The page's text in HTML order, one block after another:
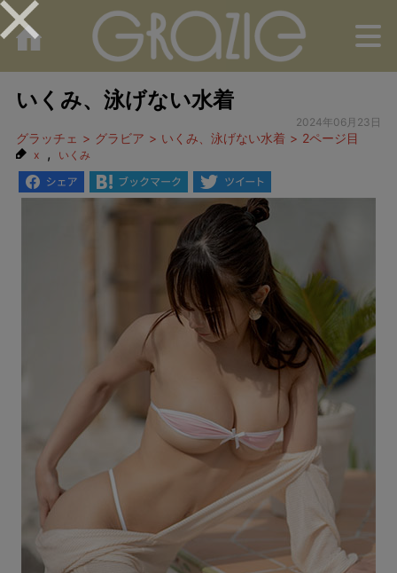
いくみ、泳げない水着
2024年06月23日
グラッチェ グラビア いくみ、泳げない水着 2ページ目
x , いくみ